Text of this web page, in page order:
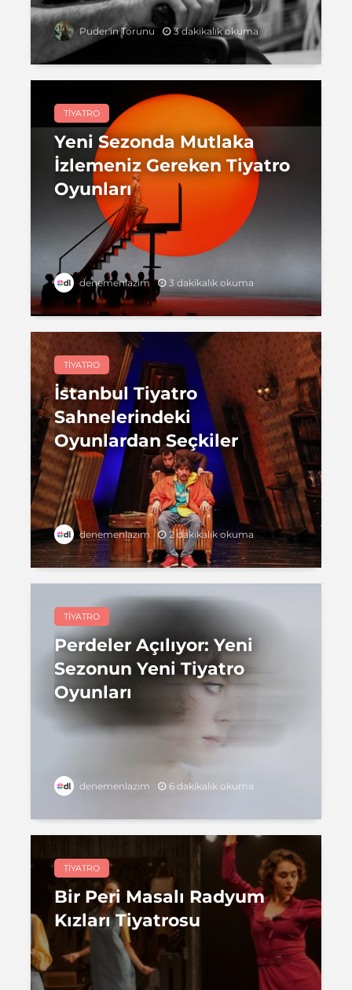
Puder'in Torunu 3 dakikalık okuma
TIYATRO
Yeni Sezonda Mutlaka
İzlemeniz Gereken Tiyatro
Oyunları
denemenlazım 3 dakikalık okuma
TIYATRO
İstanbul Tiyatro
Sahnelerindeki
Oyunlardan Seçkiler
denemenlazım 2 dakikalık okuma
TIYATRO
Perdeler Açılıyor: Yeni
Sezonun Yeni Tiyatro
Oyunları
denemenlazım 6 dakikalık okuma
TIYATRO
Bir Peri Masalı Radyum
Kızları Tiyatrosu